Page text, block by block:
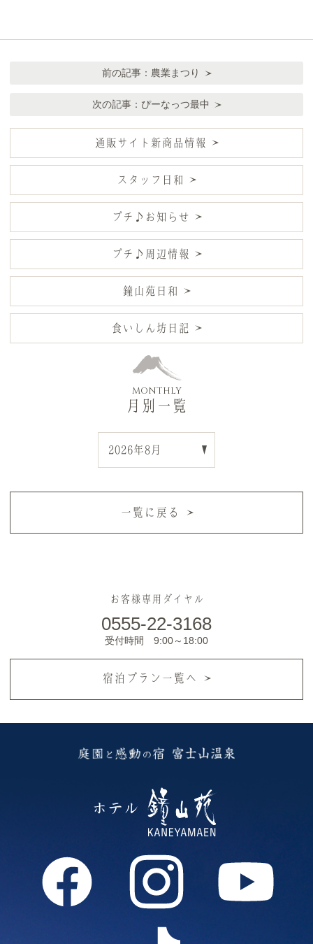
前の記事： 農業まつり
次の記事： ぴーなっつ最中
通販サイト新商品情報
スタッフ日和
プチ♪お知らせ
プチ♪周辺情報
鐘山苑日和
食いしん坊日記
MONTHLY
月別一覧
一覧に戻る
お客様専用ダイヤル
0555-22-3168
受付時間 9:00～18:00
宿泊プラン一覧へ